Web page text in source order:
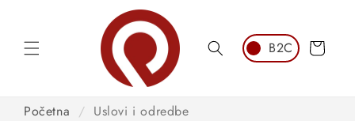
Košarica
Početna / Uslovi i odredbe